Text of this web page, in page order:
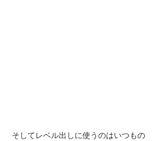
そしてレベル出しに使うのはいつもの